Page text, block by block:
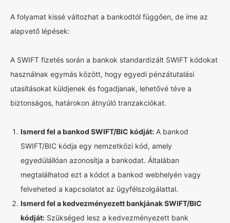
A folyamat kissé változhat a bankodtól függően, de íme az
alapvető lépések:
A SWIFT fizetés során a bankok standardizált SWIFT kódokat
használnak egymás között, hogy egyedi pénzátutalási
utasításokat küldjenek és fogadjanak, lehetővé téve a
biztonságos, határokon átnyúló tranzakciókat.
Ismerd fel a bankod SWIFT/BIC kódját: A bankod
SWIFT/BIC kódja egy nemzetközi kód, amely
egyedülállóan azonosítja a bankodat. Általában
megtalálhatod ezt a kódot a bankod webhelyén vagy
felveheted a kapcsolatot az ügyfélszolgálattal.
Ismerd fel a kedvezményezett bankjának SWIFT/BIC
kódját: Szükséged lesz a kedvezményezett bank